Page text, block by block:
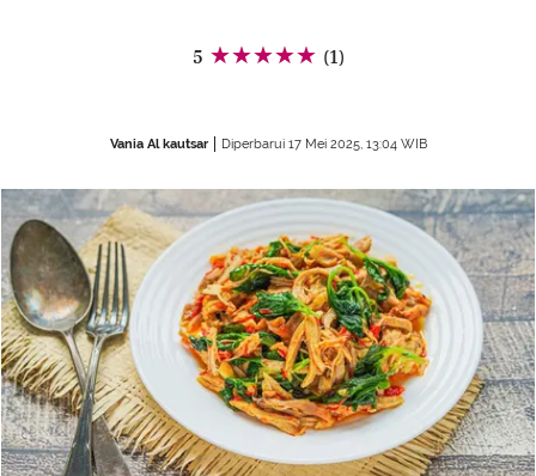
5 (1)
Vania Al kautsar Diperbarui 17 Mei 2025, 13:04 WIB